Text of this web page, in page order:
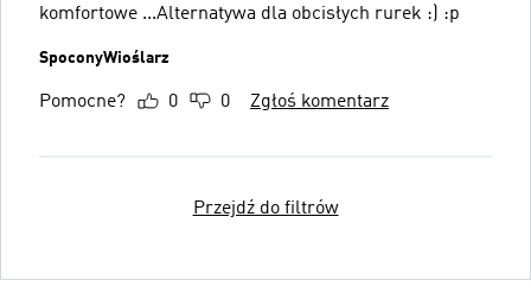
komfortowe ...Alternatywa dla obcisłych rurek :) :p
SpoconyWioślarz
Pomocne? 0 0 Zgłoś komentarz
Przejdź do filtrów